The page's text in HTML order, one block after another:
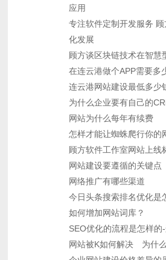
应用
专注软件定制开发服务
化发展
顾方谈区块链技术在智慧
在连云港做个APP需要多
连云港网站建设最低多少
为什么企业要有自己的
网站为什么每年有续费
怎样才能让蜘蛛爬行你的
顾方软件工作室网站上线
网站建设要遵循的关键点
网络推广有哪些渠道
今日头条搜索排名优化是
如何增加网站词库？
SEO优化的流程是怎样的
网站被K如何解决
为什